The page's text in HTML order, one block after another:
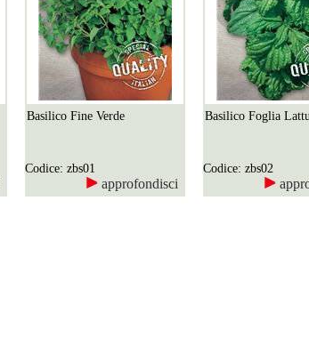
Basilico Fine Verde
Codice: zbs01
approfondisci
Basilico Foglia
Codice: zbs02